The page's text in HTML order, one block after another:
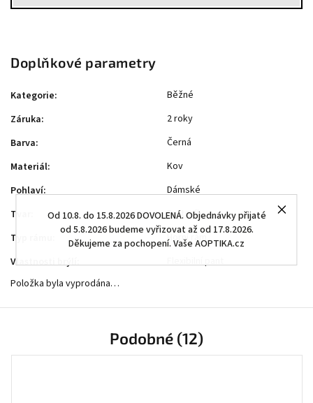
Od 10.8. do 15.8.2026 DOVOLENÁ. Objednávky přijaté
od 5.8.2026 budeme vyřizovat až od 17.8.2026.
Děkujeme za pochopení. Vaše AOPTIKA.cz
Doplňkové parametry
Kategorie:
Běžné
Záruka:
2 roky
Barva:
Černá
Materiál:
Kov
Pohlaví:
Dámské
Tvar
Butterfly
Typ rámu
Horní rám
Vlastnosti brýlí:
Flexibilní pant
Položka byla vyprodána…
Podobné (12)